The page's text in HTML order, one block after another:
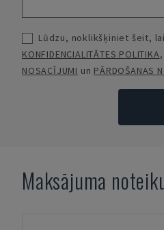
Lūdzu, noklikšķiniet šeit,
KONFIDENCIALITĀTES POLITIKA,
NOSACĪJUMI un PĀRDOŠANAS
Maksājuma